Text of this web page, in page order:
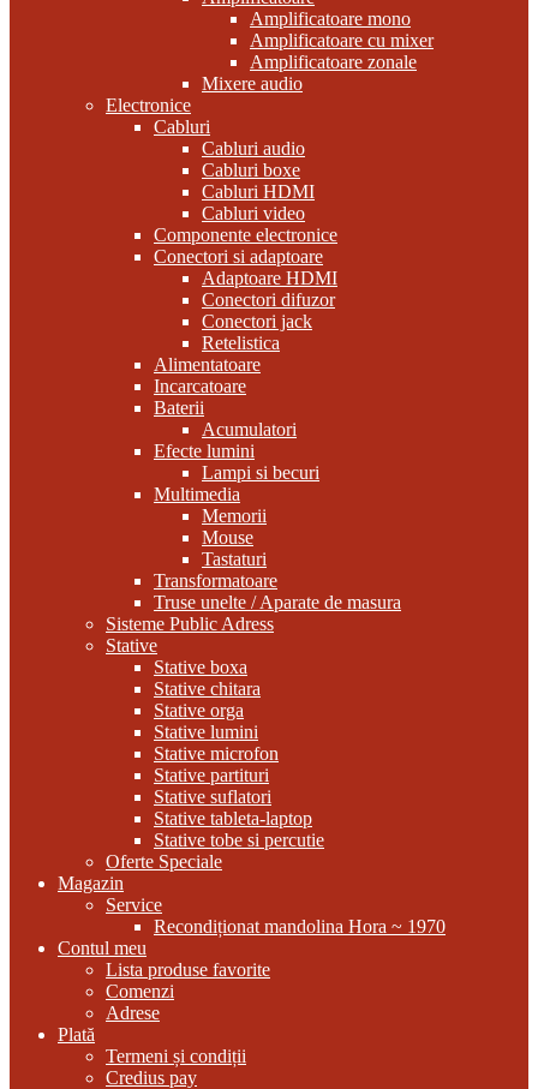
Amplificatoare mono
Amplificatoare cu mixer
Amplificatoare zonale
Mixere audio
Electronice
Cabluri
Cabluri audio
Cabluri boxe
Cabluri HDMI
Cabluri video
Componente electronice
Conectori si adaptoare
Adaptoare HDMI
Conectori difuzor
Conectori jack
Retelistica
Alimentatoare
Incarcatoare
Baterii
Acumulatori
Efecte lumini
Lampi si becuri
Multimedia
Memorii
Mouse
Tastaturi
Transformatoare
Truse unelte / Aparate de masura
Sisteme Public Adress
Stative
Stative boxa
Stative chitara
Stative orga
Stative lumini
Stative microfon
Stative partituri
Stative suflatori
Stative tableta-laptop
Stative tobe si percutie
Oferte Speciale
Magazin
Service
Recondiționat mandolina Hora ~ 1970
Contul meu
Lista produse favorite
Comenzi
Adrese
Plată
Termeni și condiții
Credius pay